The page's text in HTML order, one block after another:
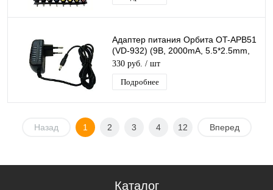
Адаптер питания Орбита OT-APB51
(VD-932) (9B, 2000mA, 5.5*2.5mm,
1м)/200
330 руб. / шт
Подробнее
Назад 1 2 3 4 12 Вперед
Каталог